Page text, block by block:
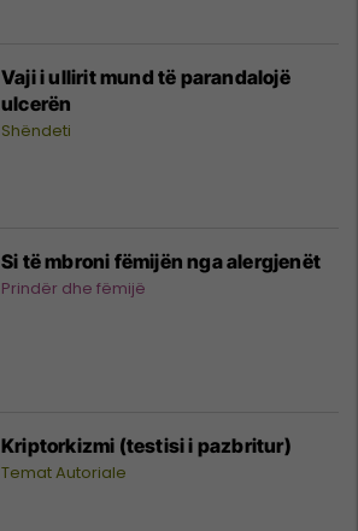
Vaji i ullirit mund të parandalojë
ulcerën
Shëndeti
Si të mbroni fëmijën nga alergjenët
Prindër dhe fëmijë
Kriptorkizmi (testisi i pazbritur)
Temat Autoriale